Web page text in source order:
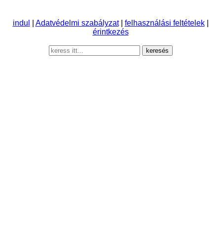
indul Adatvédelmi szabályzat| felhasználási feltételek|
érintkezés
keresés